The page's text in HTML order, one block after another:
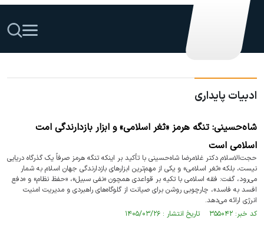
ادبیات پایداری
شاه‌حسینی: تنگه هرمز «ثغر اسلامی» و ابزار بازدارندگی امت
اسلامی است
حجت‌الاسلام دکتر غلامرضا شاه‌حسینی با تأکید بر اینکه تنگه هرمز صرفاً یک گذرگاه دریایی
نیست، بلکه «ثغر اسلامی» و یکی از مهم‌ترین ابزارهای بازدارندگی جهان اسلام به شمار
می‌رود، گفت: فقه اسلامی با تکیه بر قواعدی همچون «نفی سبیل»، «حفظ نظام» و «دفع
افسد به فاسد»، چارچوبی روشن برای صیانت از گلوگاه‌های راهبردی و مدیریت امنیت
انرژی ارائه می‌دهد.
کد خبر: ۳۵۵۰۴۲ تاریخ انتشار : ۱۴۰۵/۰۳/۲۶